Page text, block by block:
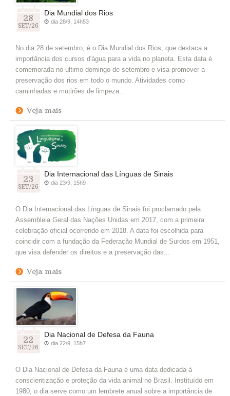
28
SET/26
Dia Mundial dos Rios
dia 28/9, 14h53
No dia 28 de setembro, é o Dia Mundial dos Rios, que destaca a
importância dos cursos d'água para a vida no planeta. Esta data é
comemorada no último domingo de setembro e visa promover a
preservação dos rios em todo o mundo. Atividades como
caminhadas e mutirões de limpeza...
Veja mais
23
SET/26
Dia Internacional das Línguas de Sinais
dia 23/9, 15h9
O Dia Internacional das Línguas de Sinais foi proclamado pela
Assembleia Geral das Nações Unidas em 2017, com a primeira
celebração oficial ocorrendo em 2018. A data foi escolhida para
coincidir com a fundação da Federação Mundial de Surdos em 1951,
que visa defender os direitos e a preservação das...
Veja mais
22
SET/26
Dia Nacional de Defesa da Fauna
dia 22/9, 15h7
O Dia Nacional de Defesa da Fauna é uma data dedicada à
conscientização e proteção da vida animal no Brasil. Instituído em
1980, o dia serve como um lembrete anual sobre a importância de